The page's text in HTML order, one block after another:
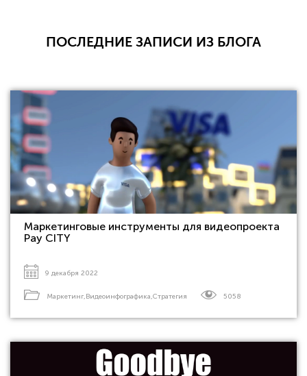
ПОСЛЕДНИЕ ЗАПИСИ ИЗ БЛОГА
Маркетинговые инструменты для видеопроекта
Pay CITY
9 декабря 2022
Маркетинг, Видеоинфографика,Стратегия 5058